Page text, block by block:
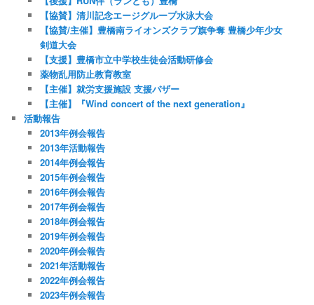
【協賛】清川記念エージグループ水泳大会
【協賛/主催】豊橋南ライオンズクラブ旗争奪 豊橋少年少女
剣道大会
【支援】豊橋市立中学校生徒会活動研修会
薬物乱用防止教育教室
【主催】就労支援施設 支援バザー
【主催】『Wind concert of the next generation』
活動報告
2013年例会報告
2013年活動報告
2014年例会報告
2015年例会報告
2016年例会報告
2017年例会報告
2018年例会報告
2019年例会報告
2020年例会報告
2021年活動報告
2022年例会報告
2023年例会報告